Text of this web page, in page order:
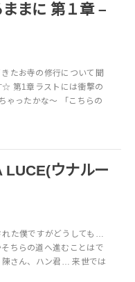
ままに 第１章 –
たお寺の修行について聞
☆ 第1章ラストには衝撃の
ゃったかな〜 「こちらの
LUCE(ウナルー
れた僕ですがどうしても…
ちらの道へ進むことはで
さん、ハン君… 来世では